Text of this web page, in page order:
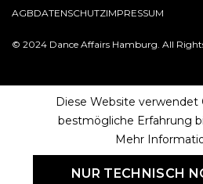
© 2024 Dance Affairs Hamburg. All Rights
AGBDATENSCHUTZIMPRESSUM
Diese Website verwendet
bestmögliche Erfahrung
Mehr
NUR TECHNISCH